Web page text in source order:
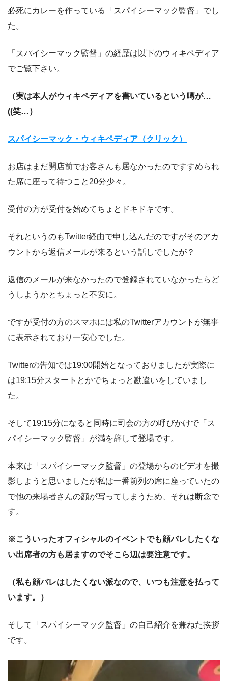
必死にカレーを作っている「スパイシーマック監督」でし
た。
「スパイシーマック監督」の経歴は以下のウィキペディア
でご覧下さい。
（実は本人がウィキペディアを書いているという噂が…
((笑…）
スパイシーマック・ウィキペディア（クリック）
お店はまだ開店前でお客さんも居なかったのですすめられ
た席に座って待つこと20分少々。
受付の方が受付を始めてちょとドキドキです。
それというのもTwitter経由で申し込んだのですがそのアカ
ウントから返信メールが来るという話しでしたが？
返信のメールが来なかったので登録されていなかったらど
うしようかとちょっと不安に。
ですが受付の方のスマホには私のTwitterアカウントが無事
に表示されており一安心でした。
Twitterの告知では19:00開始となっておりましたが実際に
は19:15分スタートとかでちょっと勘違いをしていまし
た。
そして19:15分になると同時に司会の方の呼びかけで「ス
パイシーマック監督」が満を辞して登場です。
本来は「スパイシーマック監督」の登場からのビデオを撮
影しようと思いましたが私は一番前列の席に座っていたの
で他の来場者さんの顔が写ってしまうため、それは断念で
す。
※こういったオフィシャルのイベントでも顔バレしたくな
い出席者の方も居ますのでそこら辺は要注意です。
（私も顔バレはしたくない派なので、いつも注意を払って
います。）
そして「スパイシーマック監督」の自己紹介を兼ねた挨拶
です。